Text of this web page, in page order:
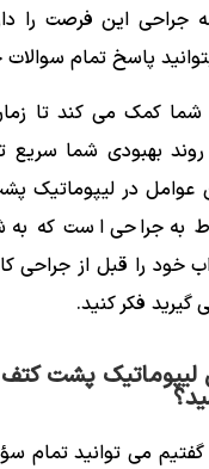
جراحی این فرصت را
پاسخ تمام سوالات
شما کمک می کند تا
بهبودی شما سریع
عوامل در لیپوماتیک
به جراحی است که به
خود را قبل از جراحی
گیرید فکر کنید.
لیپوماتیک پشت
گفتیم می توانید تمام